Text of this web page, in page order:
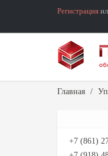
Регистрация
Главная
+7 (861)